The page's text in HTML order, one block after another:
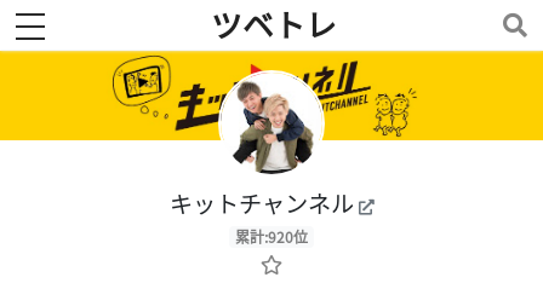
toggle navigation ツベトレ
キットチャンネル
累計:920位